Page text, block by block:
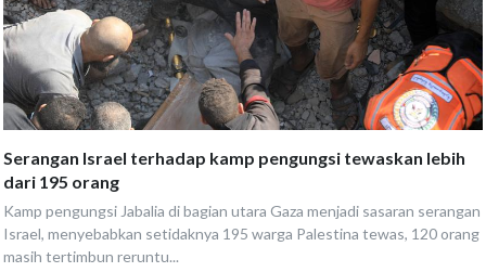
Serangan Israel terhadap kamp pengungsi tewaskan lebih
dari 195 orang
Kamp pengungsi Jabalia di bagian utara Gaza menjadi sasaran serangan
Israel, menyebabkan setidaknya 195 warga Palestina tewas, 120 orang
masih tertimbun reruntu...